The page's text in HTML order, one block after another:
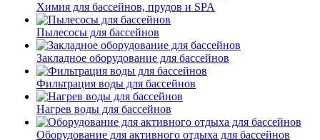
Химия для бассейнов, прудов и SPA
Пылесосы для бассейнов
Закладное оборудование для бассейнов
Фильтрация воды для бассейнов
Нагрев воды для бассейнов
Оборудование для активного отдыха для бассейнов